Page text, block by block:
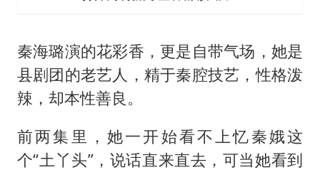
秦海璐演的花彩香，更是自带气场，她是
县剧团的老艺人，精于秦腔技艺，性格泼
辣，却本性善良。
前两集里，她一开始看不上忆秦娥这
个“土丫头”，说话直来直去，可当她看到